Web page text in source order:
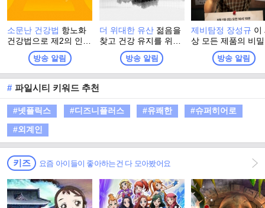
소문난 건강법 항노화
건강법으로 제2의 인생
을 활기차게 시작한 사
람들, 그들이 전하는 나
만의 건강법 이야기
방송 알림
더 위대한 유산 젊음을
찾고 건강 유지를 위해
그들이 찾은 최고의 건
강법! 더 위대한 유산의
정체는? 백세시대, 건
프로젝트 프로그램
방송 알림
제비탐정 장성규 이
상 모든 제품의 비
파헤쳐라! 잠들어
추리력을 깨워, 현
가장 HOT 한 곳들
성규의 ‘비지니스
프로젝트’가 시작된
방송 알림
# 파일시티 키워드 추천
#넷플릭스 #디즈니플러스 #유쾌한
#슈퍼히어로
#외계인
키즈 요즘 아이들이 좋아하는건 다 모아봤어요